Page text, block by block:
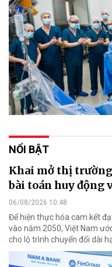
NỔI BẬT
Khai mở thị
bài toán huy động
06/08/2026 10:48
Để hiện thực hóa cam kết
vào năm 2050, Việt Nam
cho lộ trình chuyển đổi dài